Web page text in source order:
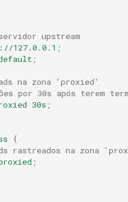
upstream
127.0.0.1 ;
;
na zona 'proxied'
por 30s após terem
30s ;
{
rastreados na zona
;